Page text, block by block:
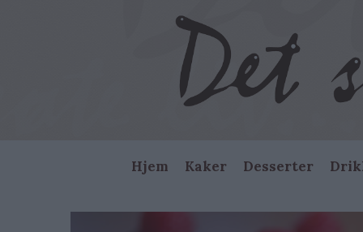
Main
navigation
Hjem Kaker Desserter